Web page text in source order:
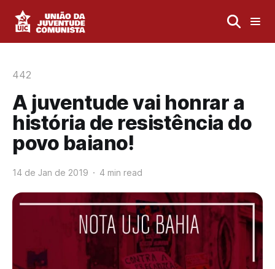
442
A juventude vai honrar a
história de resistência do
povo baiano!
14 de Jan de 2019 4 min read